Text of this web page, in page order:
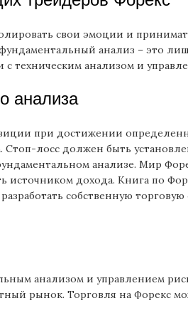
свои эмоции и
анализ – это
техническим анализом и
анализа
при достижении
Стоп-лосс должен быть
анализе. Мир
источником дохода. Книга по
собственную
анализом и управлением
рынок. Торговля на Форекс